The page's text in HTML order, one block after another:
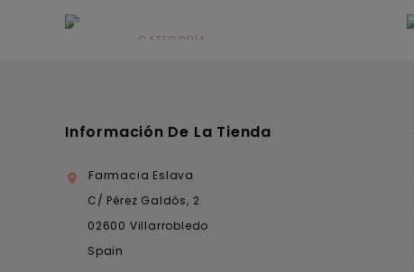
CATEGORÍA
Información De La Tienda

Farmacia Eslava
C/ Pérez Galdós, 2
02600 Villarrobledo
Spain